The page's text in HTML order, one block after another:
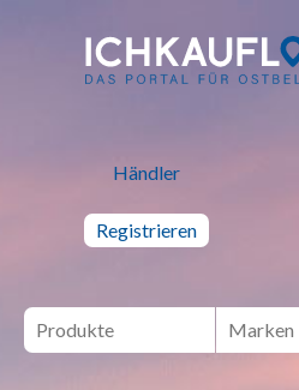
ich kauf lokal -
Händler
Registrieren